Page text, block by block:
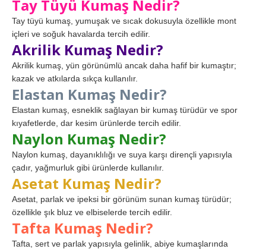
Tay Tüyü Kumaş Nedir?
Tay tüyü kumaş, yumuşak ve sıcak dokusuyla özellikle mont
içleri ve soğuk havalarda tercih edilir.
Akrilik Kumaş Nedir?
Akrilik kumaş, yün görünümlü ancak daha hafif bir kumaştır;
kazak ve atkılarda sıkça kullanılır.
Elastan Kumaş Nedir?
Elastan kumaş, esneklik sağlayan bir kumaş türüdür ve spor
kıyafetlerde, dar kesim ürünlerde tercih edilir.
Naylon Kumaş Nedir?
Naylon kumaş, dayanıklılığı ve suya karşı dirençli yapısıyla
çadır, yağmurluk gibi ürünlerde kullanılır.
Asetat Kumaş Nedir?
Asetat, parlak ve ipeksi bir görünüm sunan kumaş türüdür;
özellikle şık bluz ve elbiselerde tercih edilir.
Tafta Kumaş Nedir?
Tafta, sert ve parlak yapısıyla gelinlik, abiye kumaşlarında